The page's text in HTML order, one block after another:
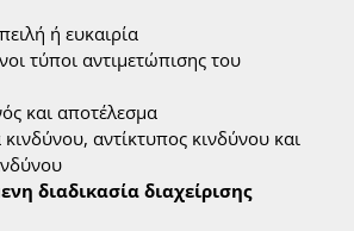
ή ευκαιρία
τύποι αντιμετώπισης του
και αποτέλεσμα
αντίκτυπος κινδύνου και
διαδικασία διαχείρισης